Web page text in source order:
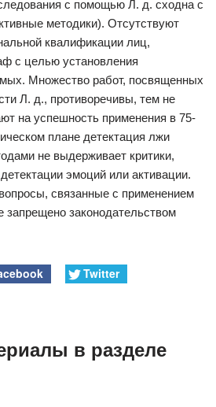
с помощью Л. д. сходна с
методики). Отсутствуют
квалификации лиц,
с целью установления
Множество работ, посвященных
Л. д., противоречивы, тем не
на успешность применения в 75-
плане детектация лжи
не выдерживает критики,
эмоций или активации.
связанные с применением
запрещено законодательством
Twitter
в разделе